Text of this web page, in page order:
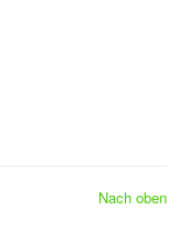
Nach oben